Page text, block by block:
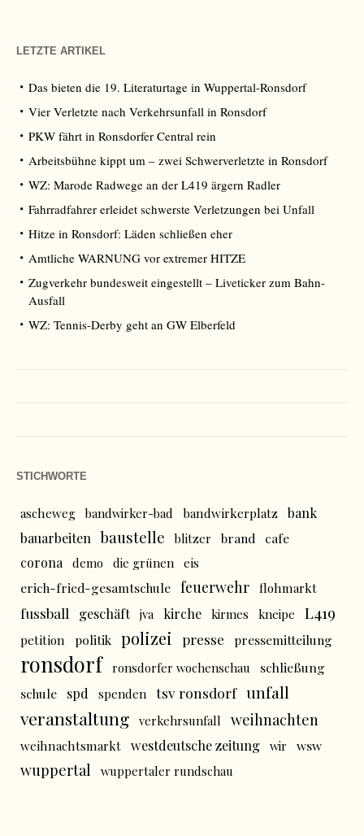
LETZTE ARTIKEL
Das bieten die 19. Literaturtage in Wuppertal-Ronsdorf
Vier Verletzte nach Verkehrsunfall in Ronsdorf
PKW fährt in Ronsdorfer Central rein
Arbeitsbühne kippt um – zwei Schwerverletzte in Ronsdorf
WZ: Marode Radwege an der L419 ärgern Radler
Fahrradfahrer erleidet schwerste Verletzungen bei Unfall
Hitze in Ronsdorf: Läden schließen eher
Amtliche WARNUNG vor extremer HITZE
Zugverkehr bundesweit eingestellt – Liveticker zum Bahn-
Ausfall
WZ: Tennis-Derby geht an GW Elberfeld
STICHWORTE
ascheweg bandwirker-bad bandwirkerplatz bank
bauarbeiten baustelle blitzer brand
cafe
corona
demo die grünen eis
erich-fried-gesamtschule feuerwehr flohmarkt
fussball geschäft jva kirche kirmes kneipe L419
petition politik polizei presse pressemitteilung
ronsdorf ronsdorfer wochenschau
schließung
schule
spd spenden tsv ronsdorf unfall
veranstaltung verkehrsunfall weihnachten
weihnachtsmarkt westdeutsche zeitung wir wsw
wuppertal wuppertaler rundschau